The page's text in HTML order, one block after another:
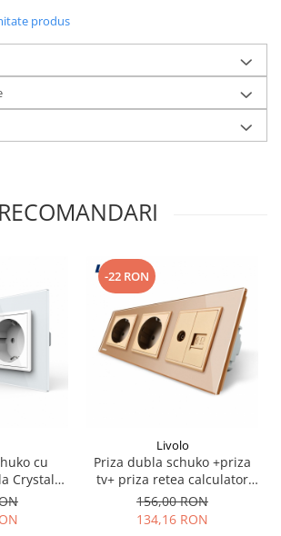
produs
RECOMANDARI
cu
Crystal
-22 RON
Livolo
Priza dubla schuko +priza
tv+ priza retea calculator
Livolo
156,00 RON
134,16 RON